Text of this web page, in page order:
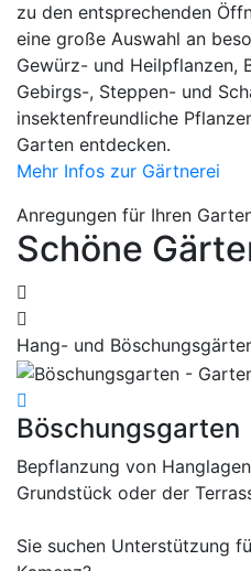
zu den entsprechenden
eine große Auswahl an
Gewürz- und Heilpflanzen,
Gebirgs-, Steppen- und
insektenfreundliche
Garten entdecken.
Mehr Infos zur Gärtnerei
Anregungen für Ihren
Schöne
Hang- und
Böschungsgarten
Bepflanzung von
Grundstück oder der
Sie suchen Unterstützung